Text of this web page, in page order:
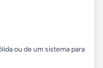
ou de um sistema para